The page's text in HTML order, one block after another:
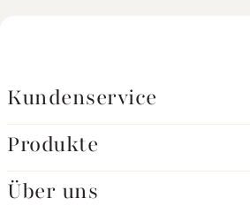
Kundenservice
Produkte
Über uns